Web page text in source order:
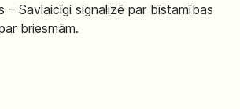
– Savlaicīgi signalizē par bīstamības
briesmām.